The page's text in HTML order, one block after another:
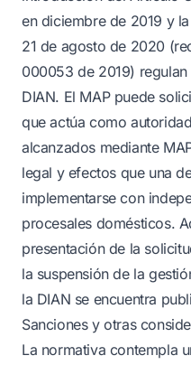
en diciembre de 2019 y
21 de agosto de 2020
000053 de 2019)
DIAN. El MAP puede
que actúa como
alcanzados mediante
legal y efectos que una
implementarse con
procesales domésticos.
presentación de la
la suspensión de la
la DIAN se encuentra
Sanciones y otras
La normativa contempla